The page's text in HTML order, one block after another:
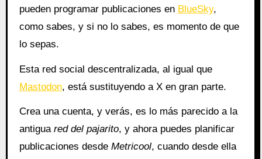
pueden programar publicaciones en BlueSky,
como sabes, y si no lo sabes, es momento de que
lo sepas.
Esta red social descentralizada, al igual que
Mastodon, está sustituyendo a X en gran parte.
Crea una cuenta, y verás, es lo más parecido a la
antiguared del pajarito, y ahora puedes planificar
publicaciones desde Metricool, cuando desde ella